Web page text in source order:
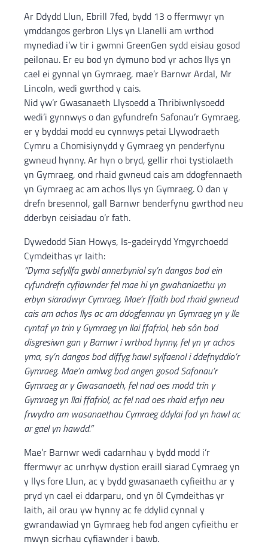
Ar Ddydd Llun, Ebrill 7fed, bydd 13 o ffermwyr yn
ymddangos gerbron Llys yn Llanelli am wrthod
mynediad i’w tir i gwmni GreenGen sydd eisiau gosod
peilonau. Er eu bod yn dymuno bod yr achos llys yn
cael ei gynnal yn Gymraeg, mae’r Barnwr Ardal, Mr
Lincoln, wedi gwrthod y cais.
Nid yw’r Gwasanaeth Llysoedd a Thribiwnlysoedd
wedi’i gynnwys o dan gyfundrefn Safonau’r Gymraeg,
er y byddai modd eu cynnwys petai Llywodraeth
Cymru a Chomisiynydd y Gymraeg yn penderfynu
gwneud hynny. Ar hyn o bryd, gellir rhoi tystiolaeth
yn Gymraeg, ond rhaid gwneud cais am ddogfennaeth
yn Gymraeg ac am achos llys yn Gymraeg. O dan y
drefn bresennol, gall Barnwr benderfynu gwrthod neu
dderbyn ceisiadau o’r fath.
Dywedodd Sian Howys, Is-gadeirydd Ymgyrchoedd
Cymdeithas yr Iaith:
“Dyma sefyllfa gwbl annerbyniol sy’n dangos bod ein
cyfundrefn cyfiawnder fel mae hi yn gwahaniaethu yn
erbyn siaradwyr Cymraeg. Mae’r ffaith bod rhaid gwneud
cais am achos llys ac am ddogfennau yn Gymraeg yn y lle
cyntaf yn trin y Gymraeg yn llai ffafriol, heb sôn bod
disgresiwn gan y Barnwr i wrthod hynny, fel yn yr achos
yma, sy’n dangos bod diffyg hawl sylfaenol i ddefnyddio’r
Gymraeg. Mae’n amlwg bod angen gosod Safonau’r
Gymraeg ar y Gwasanaeth, fel nad oes modd trin y
Gymraeg yn llai ffafriol, ac fel nad oes rhaid erfyn neu
frwydro am wasanaethau Cymraeg ddylai fod yn hawl ac
ar gael yn hawdd.”
Mae’r Barnwr wedi cadarnhau y bydd modd i’r
ffermwyr ac unrhyw dystion eraill siarad Cymraeg yn
y llys fore Llun, ac y bydd gwasanaeth cyfieithu ar y
pryd yn cael ei ddarparu, ond yn ôl Cymdeithas yr
Iaith, ail orau yw hynny ac fe ddylid cynnal y
gwrandawiad yn Gymraeg heb fod angen cyfieithu er
mwyn sicrhau cyfiawnder i bawb.